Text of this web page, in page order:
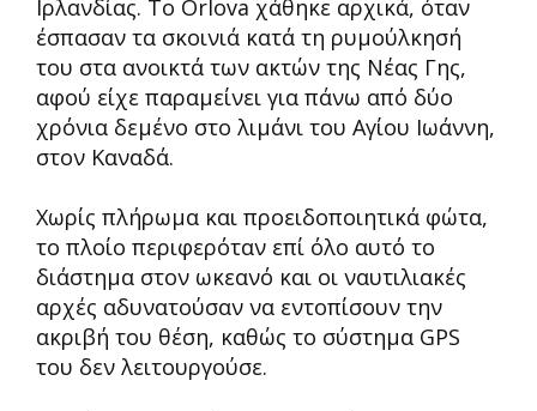
Ιρλανδίας. Το Orlova χάθηκε αρχικά, όταν
έσπασαν τα σκοινιά κατά τη ρυμούλκησή
του στα ανοικτά των ακτών της Νέας Γης,
αφού είχε παραμείνει για πάνω από δύο
χρόνια δεμένο στο λιμάνι του Αγίου Ιωάννη,
στον Καναδά.
Χωρίς πλήρωμα και προειδοποιητικά φώτα,
το πλοίο περιφερόταν επί όλο αυτό το
διάστημα στον ωκεανό και οι ναυτιλιακές
αρχές αδυνατούσαν να εντοπίσουν την
ακριβή του θέση, καθώς το σύστημα GPS
του δεν λειτουργούσε.